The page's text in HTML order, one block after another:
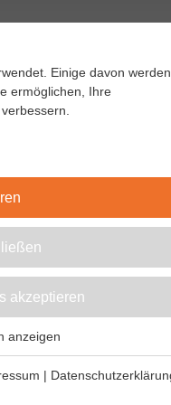
Shop
viele industrielle
Einige davon werden
ermöglichen, Ihre
akzeptieren
Funktionen der
dass die Webseite
anzeigen
|